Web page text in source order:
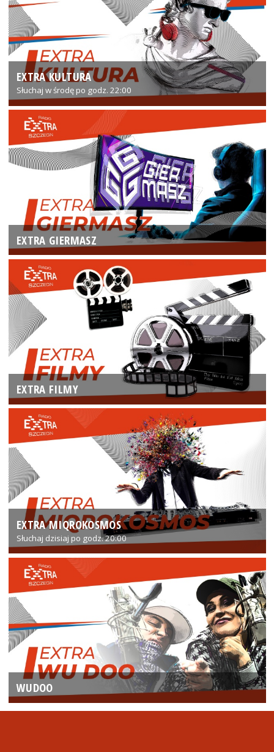
EXTRA KULTURA
Słuchaj w środę po godz. 22:00
EXTRA GIERMASZ
EXTRA FILMY
EXTRA MIQROKOSMOS
Słuchaj dzisiaj po godz. 20:00
WUDOO